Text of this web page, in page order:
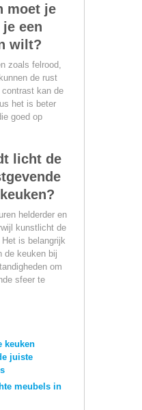
moet je
een
wilt?
zoals felrood,
de rust
kan de
het is beter
goed op
licht de
helderder en
kunstlicht de
is belangrijk
de keuken bij
om
sfeer te
keuken
juiste
meubels in